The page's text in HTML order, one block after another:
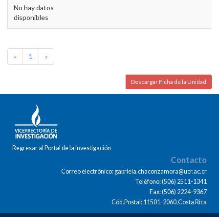
No hay datos
disponibles
« 1 »
Descargar Ficha de la Unidad
Regresar al Portal de la Investigación
Contacto
Correo electrónico: gabriela.chaconzamora@ucr.ac.cr
Teléfono: (506) 2511-1341
Fax: (506) 2224-9367
Cód.Postal: 11501-2060,Costa Rica